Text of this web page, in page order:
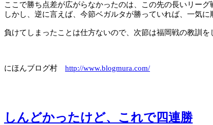
ここで勝ち点差が広がらなかったのは、この先の長いリーグ
しかし、逆に言えば、今節ベガルタが勝っていれば、一気
負けてしまったことは仕方ないので、次節は福岡戦の教訓を
にほんブログ村 http://www.blogmura.com/
しんどかったけど、これで四連勝